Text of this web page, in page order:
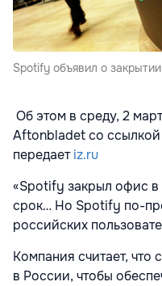
Spotify объявил о
Об этом в среду, 2
Aftonbladet со
передаетiz.ru
«Spotify закрыл офис
срок… Но Spotify по-
российских
Компания считает, что
в России, чтобы